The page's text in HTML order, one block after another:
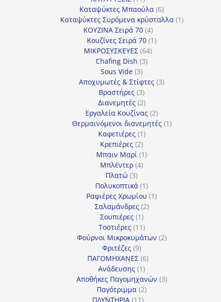
προϊόντα
Καταψύκτες Μπαούλα 66
προϊόντα
Καταψύκτες Συρόμενα κρύσταλλα 11
ΚΟΥΖΙΝΑ Σειρά 70 44
προϊόντα
Κουζίνες Σειρά 70 11
ΜΙΚΡΟΣΥΣΚΕΥΕΣ 6464
Chafing Dish 33
Sous Vide 33
προϊόντα
Αποχυμωτές & Στίφτες 33
Βραστήρες 33
προϊόντα
Διανεμητές 22
προϊόντα
Εργαλεία Κουζίνας 22
προϊόντα
Θερμαινόμενοι διανεμητές 11
Καφετιέρες 11
προϊόν
Κρεπιέρες 22
προϊόντα
Μπαιν Μαρί 11
Μπλέντερ 44
Πλατώ 33
προϊόντα
Πολυκοπτικά 11
προϊόν
Ραφιέρες Χρωμίου 11
Σαλαμάνδρες 22
Σουπιέρες 11
προϊόν
Τοστιέρες 1111
προϊόντα
Φούρνοι Μικροκυμάτων 22
Φριτέζες 99
προϊόντα
ΠΑΓΟΜΗΧΑΝΕΣ 66
Ανάδευσης 11
προϊόν
Αποθήκες Παγομηχανών 33
Παγότριμμα 22
ΠΛΥΝΤΗΡΙΑ 1111